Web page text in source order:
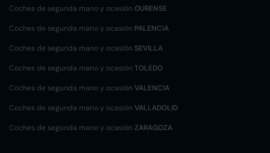
Coches de segunda mano y ocasión OURENSE
Coches de segunda mano y ocasión PALENCIA
Coches de segunda mano y ocasión SEVILLA
Coches de segunda mano y ocasión TOLEDO
Coches de segunda mano y ocasión VALENCIA
Coches de segunda mano y ocasión VALLADOLID
Coches de segunda mano y ocasión ZARAGOZA